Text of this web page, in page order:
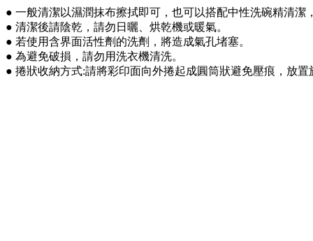
● 一般清潔以濕潤抹布擦拭即可，也可以搭配中性洗碗精清潔
● 清潔後請陰乾，請勿日曬、烘乾機或暖氣。
● 若使用含界面活性劑的洗劑，將造成氣孔堵塞。
● 為避免破損，請勿用洗衣機清洗。
● 捲狀收納方式:請將彩印面向外捲起成圓筒狀避免壓痕，放